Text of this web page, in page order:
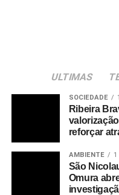
ULTIMAS
SOCIEDADE
Ribeira
reforçar
AMBIENTE
São
Omura